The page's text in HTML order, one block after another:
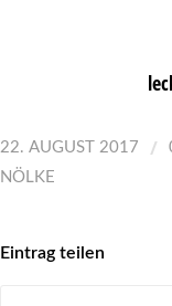
22. AUGUST 2017 /
NÖLKE
Eintrag teilen